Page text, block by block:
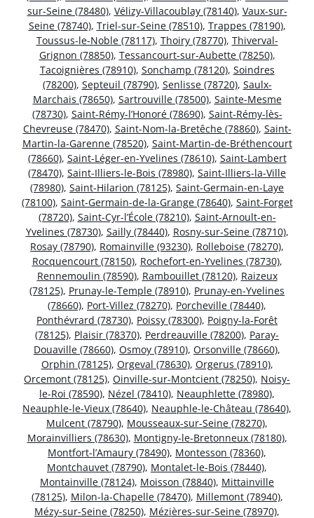
sur-Seine (78480), Vélizy-Villacoublay (78140), Vaux-sur-
Seine (78740), Triel-sur-Seine (78510), Trappes (78190),
Toussus-le-Noble (78117), Thoiry (78770), Thiverval-
Grignon (78850), Tessancourt-sur-Aubette (78250),
Tacoignières (78910), Sonchamp (78120), Soindres
(78200), Septeuil (78790), Senlisse (78720), Saulx-
Marchais (78650), Sartrouville (78500), Sainte-Mesme
(78730), Saint-Rémy-l’Honoré (78690), Saint-Rémy-lès-
Chevreuse (78470), Saint-Nom-la-Bretêche (78860), Saint-
Martin-la-Garenne (78520), Saint-Martin-de-Bréthencourt
(78660), Saint-Léger-en-Yvelines (78610), Saint-Lambert
(78470), Saint-Illiers-le-Bois (78980), Saint-Illiers-la-Ville
(78980), Saint-Hilarion (78125), Saint-Germain-en-Laye
(78100), Saint-Germain-de-la-Grange (78640), Saint-Forget
(78720), Saint-Cyr-l’École (78210), Saint-Arnoult-en-
Yvelines (78730), Sailly (78440), Rosny-sur-Seine (78710),
Rosay (78790), Romainville (93230), Rolleboise (78270),
Rocquencourt (78150), Rochefort-en-Yvelines (78730),
Rennemoulin (78590), Rambouillet (78120), Raizeux
(78125), Prunay-le-Temple (78910), Prunay-en-Yvelines
(78660), Port-Villez (78270), Porcheville (78440),
Ponthévrard (78730), Poissy (78300), Poigny-la-Forêt
(78125), Plaisir (78370), Perdreauville (78200), Paray-
Douaville (78660), Osmoy (78910), Orsonville (78660),
Orphin (78125), Orgeval (78630), Orgerus (78910),
Orcemont (78125), Oinville-sur-Montcient (78250), Noisy-
le-Roi (78590), Nézel (78410), Neauphlette (78980),
Neauphle-le-Vieux (78640), Neauphle-le-Château (78640),
Mulcent (78790), Mousseaux-sur-Seine (78270),
Morainvilliers (78630), Montigny-le-Bretonneux (78180),
Montfort-l’Amaury (78490), Montesson (78360),
Montchauvet (78790), Montalet-le-Bois (78440),
Montainville (78124), Moisson (78840), Mittainville
(78125), Milon-la-Chapelle (78470), Millemont (78940),
Mézy-sur-Seine (78250), Mézières-sur-Seine (78970),